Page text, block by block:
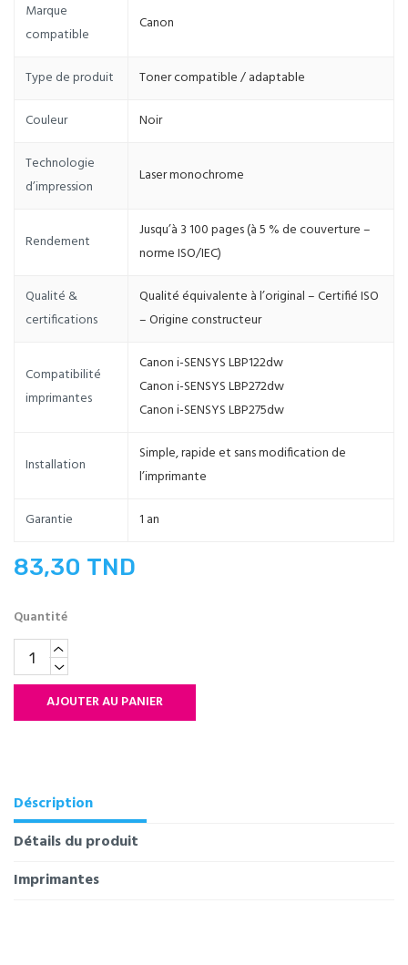
Marque
compatible
Canon
Type de produit Toner compatible / adaptable
Couleur Noir
Technologie
d’impression
Laser monochrome
Rendement
Jusqu’à 3 100 pages (à 5 % de couverture –
norme ISO/IEC)
Qualité &
certifications
Qualité équivalente à l’original – Certifié ISO
– Origine constructeur
Compatibilité
imprimantes
Canon i-SENSYS LBP122dw
Canon i-SENSYS LBP272dw
Canon i-SENSYS LBP275dw
Installation
Simple, rapide et sans modification de
l’imprimante
Garantie 1 an
83,30 TND
Quantité
AJOUTER AU PANIER
Déscription
Détails du produit
Imprimantes